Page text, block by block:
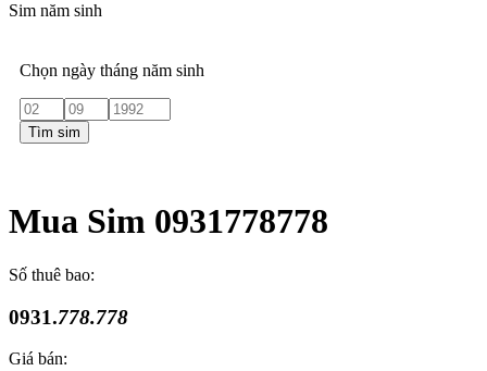
Sim năm sinh
Chọn ngày tháng năm sinh
Tìm sim
Mua Sim 0931778778
Số thuê bao:
0931.778.778
Giá bán: